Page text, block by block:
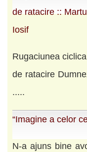
de ratacire ::
Iosif
Rugaciunea
de ratacire
.....
“Imagine a celor
N-a ajuns bine